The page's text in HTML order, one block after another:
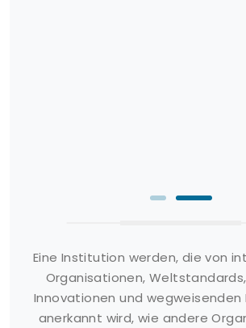
Eine Institution werden, die von
Organisationen,
Innovationen und wegweisenden
anerkannt wird, wie andere